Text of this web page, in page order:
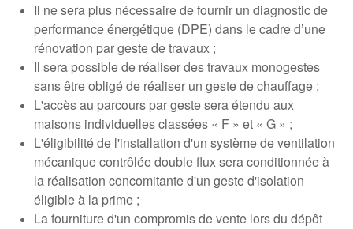
Il ne sera plus nécessaire de fournir un diagnostic de
performance énergétique (DPE) dans le cadre d’une
rénovation par geste de travaux ;
Il sera possible de réaliser des travaux monogestes
sans être obligé de réaliser un geste de chauffage ;
L'accès au parcours par geste sera étendu aux
maisons individuelles classées « F » et « G » ;
L'éligibilité de l'installation d'un système de ventilation
mécanique contrôlée double flux sera conditionnée à
la réalisation concomitante d'un geste d'isolation
éligible à la prime ;
La fourniture d'un compromis de vente lors du dépôt